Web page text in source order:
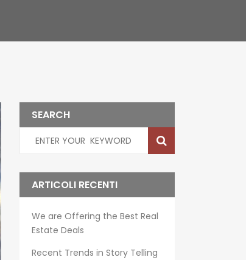
SEARCH
ARTICOLI RECENTI
We are Offering the Best Real
Estate Deals
Recent Trends in Story Telling